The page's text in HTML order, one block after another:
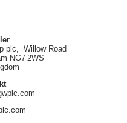
plc, Willow Road
NG7 2WS